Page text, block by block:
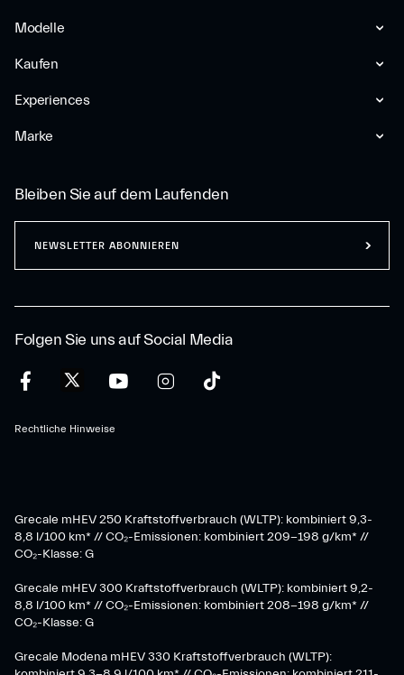
Modelle
Kaufen
Experiences
Marke
Folgen Sie uns auf Social Media
Rechtliche Hinweise
Bleiben Sie auf dem Laufenden
NEWSLETTER ABONNIEREN
Grecale mHEV 250 Kraftstoffverbrauch (WLTP): kombiniert 9,3-
8,8 l/100 km* // CO₂-Emissionen: kombiniert 209-198 g/km* ​//
CO₂-Klasse: G
Grecale mHEV 300 Kraftstoffverbrauch (WLTP): kombiniert 9,2-
8,8 l/100 km* // CO₂-Emissionen: kombiniert 208-198 g/km* //
CO₂-Klasse: G
Grecale Modena mHEV 330 Kraftstoffverbrauch (WLTP):